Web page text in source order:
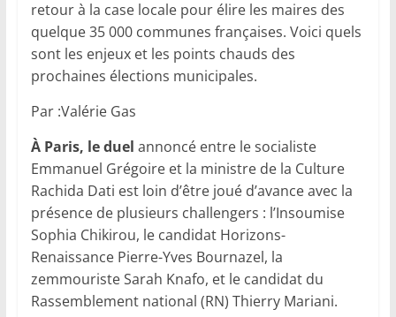
retour à la case locale pour élire les maires des
quelque 35 000 communes françaises. Voici quels
sont les enjeux et les points chauds des
prochaines élections municipales.
Par :Valérie Gas
À Paris, le duel annoncé entre le socialiste
Emmanuel Grégoire et la ministre de la Culture
Rachida Dati est loin d’être joué d’avance avec la
présence de plusieurs challengers : l’Insoumise
Sophia Chikirou, le candidat Horizons-
Renaissance Pierre-Yves Bournazel, la
zemmouriste Sarah Knafo, et le candidat du
Rassemblement national (RN) Thierry Mariani.